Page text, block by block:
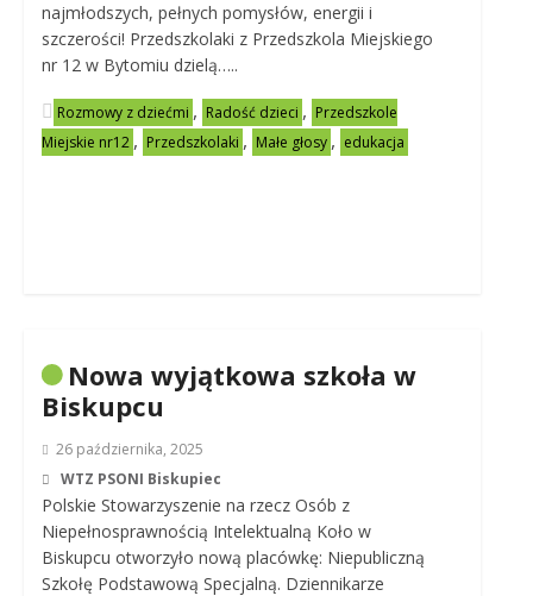
najmłodszych, pełnych pomysłów, energii i
szczerości! Przedszkolaki z Przedszkola Miejskiego
nr 12 w Bytomiu dzielą…..
Rozmowy z dziećmi , Radość dzieci , Przedszkole
Miejskie nr12 , Przedszkolaki , Małe głosy , edukacja
Nowa wyjątkowa szkoła w
Biskupcu
26 października, 2025
WTZ PSONI Biskupiec
Polskie Stowarzyszenie na rzecz Osób z
Niepełnosprawnością Intelektualną Koło w
Biskupcu otworzyło nową placówkę: Niepubliczną
Szkołę Podstawową Specjalną. Dziennikarze